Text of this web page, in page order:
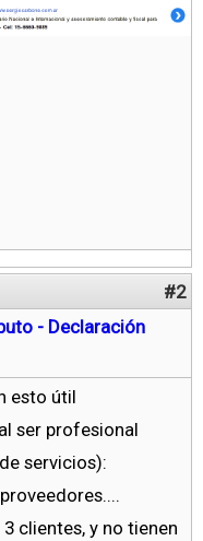
#2
- Declaración
esto útil
ser profesional
servicios):
clientes, y no tienen